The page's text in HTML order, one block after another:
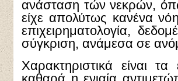
ανάσταση τών νεκρών,
είχε απολύτως κανένα
επιχειρηματολογία,
σύγκριση, ανάμεσα σε
Χαρακτηριστικά είναι